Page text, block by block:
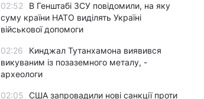
02:52
В Генштабі ЗСУ повідомили, на яку
суму країни НАТО виділять Україні
військової допомоги
02:26
Кинджал Тутанхамона виявився
викуваним із позаземного металу, -
археологи
02:05 США запровадили нові санкції проти